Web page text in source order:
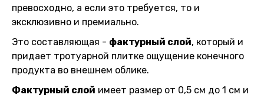
превосходно, а если это требуется, то и
эксклюзивно и премиально.
Это составляющая - фактурный слой, который и
придает тротуарной плитке ощущение конечного
продукта во внешнем облике.
Фактурный слой имеет размер от 0,5 см до 1 см и